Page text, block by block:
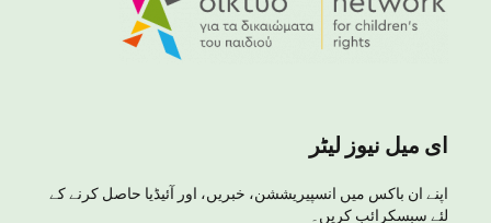
ای میل نیوز لیٹر
اپنے ان باکس میں انسپیریششن، خبریں، اور آئیڈیا حاصل کرنے کے
لئے سبسکرائب کریں۔